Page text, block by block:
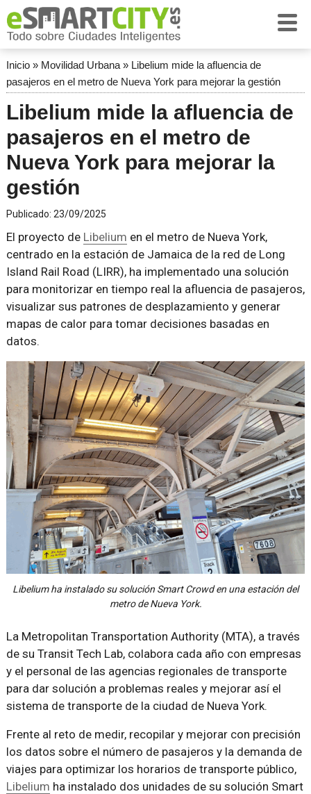
Inicio» Movilidad Urbana» Libelium mide la afluencia de
pasajeros en el metro de Nueva York para mejorar la gestión
Libelium mide la afluencia de
pasajeros en el metro de
Nueva York para mejorar la
gestión
Publicado: 23/09/2025
El proyecto de Libelium en el metro de Nueva York,
centrado en la estación de Jamaica de la red de Long
Island Rail Road (LIRR), ha implementado una solución
para monitorizar en tiempo real la afluencia de pasajeros,
visualizar sus patrones de desplazamiento y generar
mapas de calor para tomar decisiones basadas en
datos.
Libelium ha instalado su solución Smart Crowd en una estación del
metro de Nueva York.
La Metropolitan Transportation Authority (MTA), a través
de su Transit Tech Lab, colabora cada año con empresas
y el personal de las agencias regionales de transporte
para dar solución a problemas reales y mejorar así el
sistema de transporte de la ciudad de Nueva York.
Frente al reto de medir, recopilar y mejorar con precisión
los datos sobre el número de pasajeros y la demanda de
viajes para optimizar los horarios de transporte público,
Libelium ha instalado dos unidades de su solución Smart